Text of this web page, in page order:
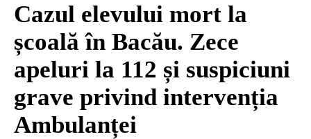
Cazul elevului mort la
școală în Bacău. Zece
apeluri la 112 și suspiciuni
grave privind intervenția
Ambulanței